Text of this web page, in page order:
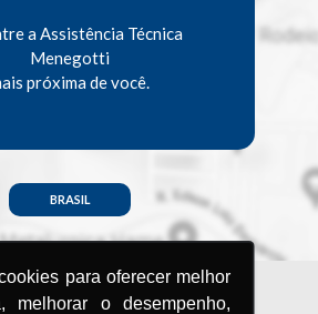
para oferecer melhor
melhorar o desempenho,
a Assistência Técnica
Menegotti
próxima de você.
BRASIL